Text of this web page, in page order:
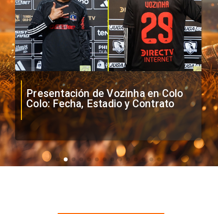
Presentación de Vozinha en Colo
Colo: Fecha, Estadio y Contrato